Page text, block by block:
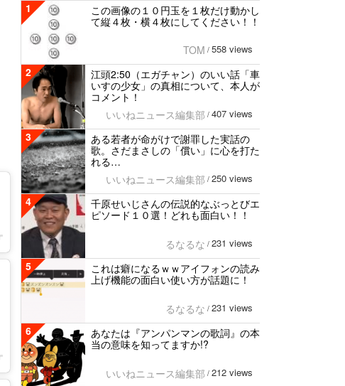
1
この画像の１０円玉を１枚だけ動かし
て縦４枚・横４枚にしてください！！
TOM / 558 views
2
江頭2:50（エガチャン）のいい話「車
いすの少女」の真相について、本人が
コメント！
いいねニュース編集部 / 407 views
3
ある若者が命がけで謝罪した実話の
歌。さだまさしの「償い」に心を打た
れる…
いいねニュース編集部 / 250 views
4
千原せいじさんの伝説的なぶっとびエ
ピソード１０選！どれも面白い！！
るなるな / 231 views
5
これは癖になるｗｗアイフォンの読み
上げ機能の面白い使い方が話題に！
るなるな / 231 views
6
あなたは『アンパンマンの歌詞』の本
当の意味を知ってますか!?
いいねニュース編集部 / 212 views